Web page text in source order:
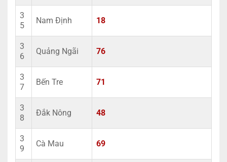
3
5
Nam Định 18
3
6
Quảng Ngãi 76
3
7
Bến Tre 71
3
8
Đắk Nông 48
3
9
Cà Mau 69